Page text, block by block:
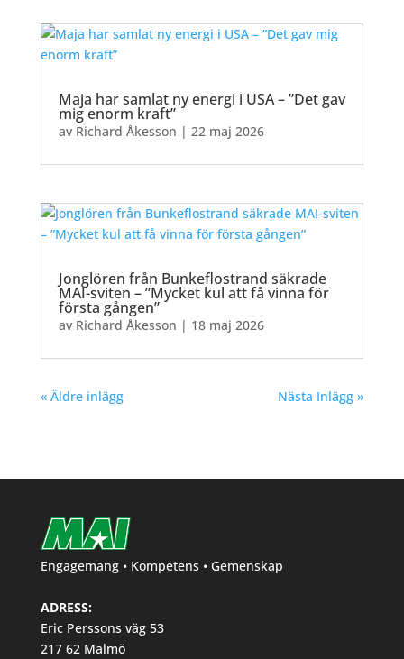
Maja har samlat ny energi i USA – ”Det gav
mig enorm kraft”
av Richard Åkesson | 22 maj 2026
Jonglören från Bunkeflostrand säkrade
MAI-sviten – ”Mycket kul att få vinna för
första gången”
av Richard Åkesson | 18 maj 2026
« Äldre inlägg Nästa Inlägg »
Engagemang • Kompetens • Gemenskap
ADRESS:
Eric Perssons väg 53
217 62 Malmö